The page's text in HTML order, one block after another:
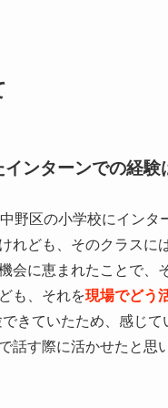
ンターンでの経験
野区の小学校にイン
れども、そのクラス
会に恵まれたことで、
も、それを現場でどう
きていたため、感じ
話す際に活かせたと思